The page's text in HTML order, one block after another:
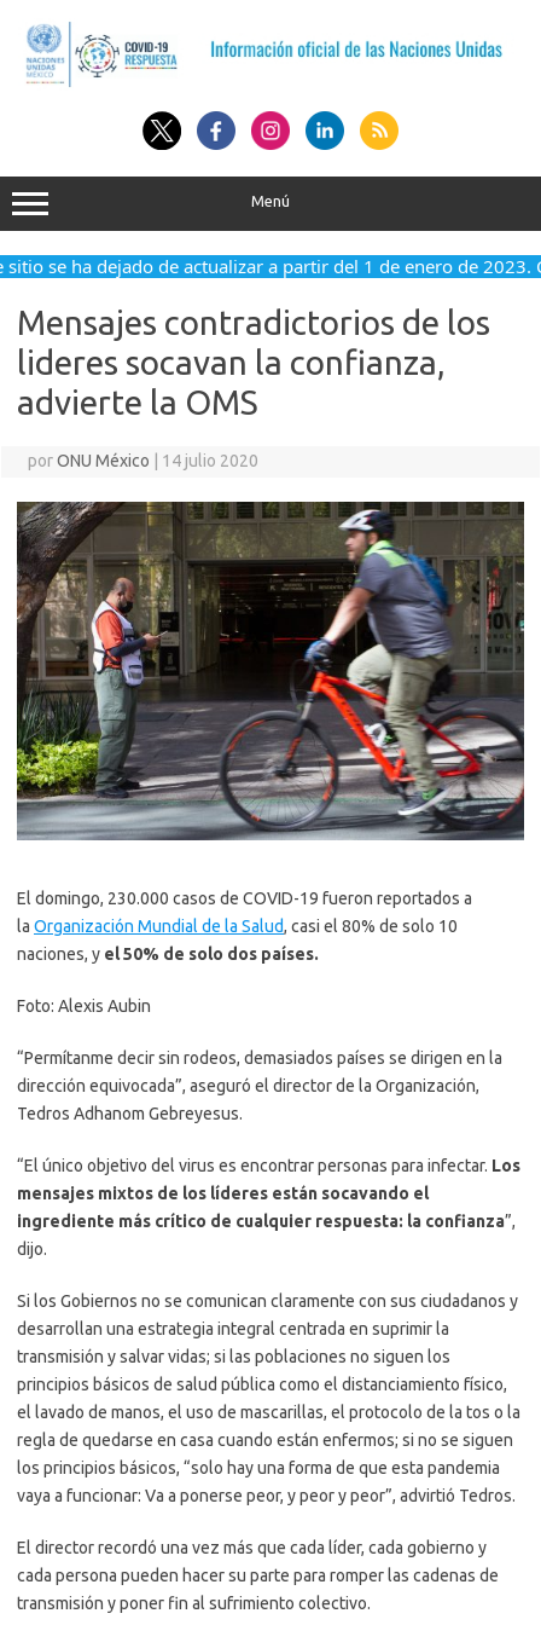
contenido
Menú
se ha dejado de actualizar a partir del 1 de enero de 2023.
Mensajes contradictorios de los
lideres socavan la confianza,
advierte la OMS
porONU México 14 julio 2020
El domingo, 230.000 casos de COVID-19 fueron reportados a
la Organización Mundial de la Salud, casi el 80% de solo 10
naciones, y el 50% de solo dos países.
Foto: Alexis Aubin
“Permítanme decir sin rodeos, demasiados países se dirigen en la
dirección equivocada”, aseguró el director de la Organización,
Tedros Adhanom Gebreyesus.
“El único objetivo del virus es encontrar personas para infectar. Los
mensajes mixtos de los líderes están socavando el
ingrediente más crítico de cualquier respuesta: la confianza”,
dijo.
Si los Gobiernos no se comunican claramente con sus ciudadanos y
desarrollan una estrategia integral centrada en suprimir la
transmisión y salvar vidas; si las poblaciones no siguen los
principios básicos de salud pública como el distanciamiento físico,
el lavado de manos, el uso de mascarillas, el protocolo de la tos o la
regla de quedarse en casa cuando están enfermos; si no se siguen
los principios básicos, “solo hay una forma de que esta pandemia
vaya a funcionar: Va a ponerse peor, y peor y peor”, advirtió Tedros.
El director recordó una vez más que cada líder, cada gobierno y
cada persona pueden hacer su parte para romper las cadenas de
transmisión y poner fin al sufrimiento colectivo.